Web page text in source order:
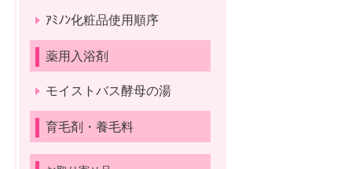
ｱﾐﾉﾝ化粧品使用順序
薬用入浴剤
モイストバス酵母の湯
育毛剤・養毛料